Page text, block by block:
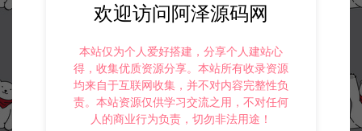
本站资源售价只是赞助，收取费用仅维持本站的日常运营所需。
若您需要商业运营或用于其他商业活动，请您购买正版授权并合法
使用。
如果本站有侵犯、不妥之处的资源，请在网站右边客服联系我们。
将会第一时间解决！
欢迎访问阿泽源码网
本站仅为个人爱好搭建，分享个人建站心
得，收集优质资源分享。本站所有收录资源
均来自于互联网收集，并不对内容完整性负
责。本站资源仅供学习交流之用，不对任何
人的商业行为负责，切勿非法用途！